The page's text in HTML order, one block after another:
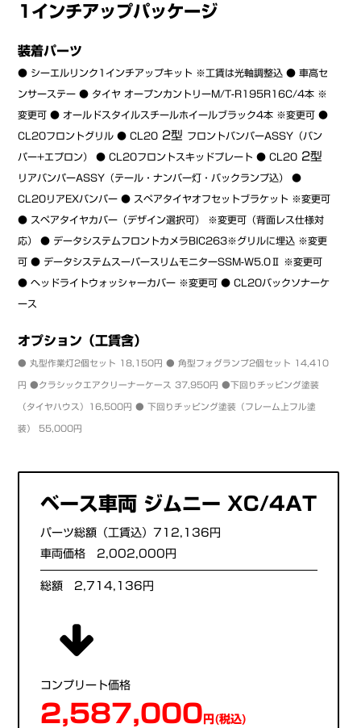
1インチアップパッケージ
装着パーツ
● シーエルリンク1インチアップキット ※工賃は光軸調整込 ● 車高セ
ンサーステー ● タイヤ オープンカントリーM/T-R195R16C/4本 ※
変更可 ● オールドスタイルスチールホイールブラック4本 ※変更可 ●
CL20フロントグリル ● CL20 2型 フロントバンパーASSY（バン
パー+エプロン） ● CL20フロントスキッドプレート ● CL20 2型
リアバンパーASSY（テール・ナンバー灯・バックランプ込） ●
CL20リアEXバンパー ● スペアタイヤオフセットブラケット ※変更可
● スペアタイヤカバー（デザイン選択可） ※変更可（背面レス仕様対
応） ● データシステムフロントカメラBIC263※グリルに埋込 ※変更
可 ● データシステムスーパースリムモニターSSM-W5.0Ⅱ ※変更可
● ヘッドライトウォッシャーカバー ※変更可 ● CL20バックソナーケ
ース
オプション（工賃含）
● 丸型作業灯2個セット 18,150円 ● 角型フォグランプ2個セット 14,410
円 ●クラシックエアクリーナーケース 37,950円 ●下回りチッピング塗装
（タイヤハウス）16,500円 ● 下回りチッピング塗装（フレーム上フル塗
装） 55,000円
ベース車両 ジムニー XC/4AT
パーツ総額（工賃込）712,136円
車両価格 2,002,000円
総額 2,714,136円
コンプリート価格
2,587,000 円(税込)